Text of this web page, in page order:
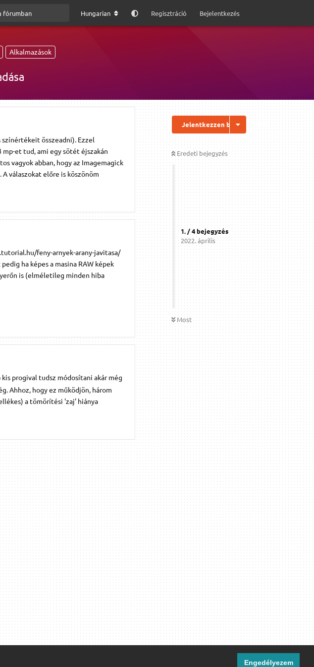
Engedélyezem
Hungarian Regisztráció Bejelentkezés
Alkalmazások
Jelentkezzen be a válaszhoz
Eredeti bejegyzés
1. /4bejegyzés
2022. április
Most
összeadni). Ezzel
et tud, ami egy sötét éjszakán
vagyok abban, hogy az Imagemagick
válaszokat előre is köszönöm
feny-arnyek-arany-javitasa/
ha képes a masina RAW képek
is (elméletileg minden hiba
kis progival tudsz módosítani akár még
Ahhoz, hogy ez működjön, három
a tömörítési 'zaj' hiánya